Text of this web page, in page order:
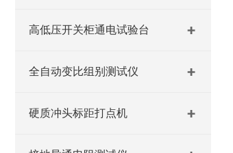
高低压开关柜通电试验台
全自动变比组别测试仪
硬质冲头标距打点机